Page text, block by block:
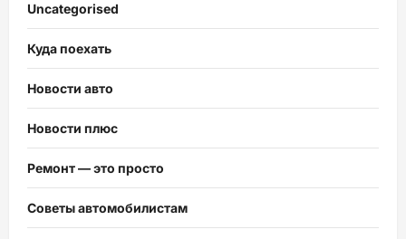
Uncategorised
Куда поехать
Новости авто
Новости плюс
Ремонт — это просто
Советы автомобилистам